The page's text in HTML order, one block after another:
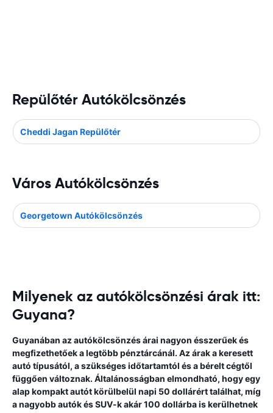
Repülőtér Autókölcsönzés
Cheddi Jagan Repülőtér
Város Autókölcsönzés
Georgetown Autókölcsönzés
Milyenek az autókölcsönzési árak itt:
Guyana?
Guyanában az autókölcsönzés árai nagyon ésszerűek és
megfizethetőek a legtöbb pénztárcánál. Az árak a keresett
autó típusától, a szükséges időtartamtól és a bérelt cégtől
függően változnak. Általánosságban elmondható, hogy egy
alap kompakt autót körülbelül napi 50 dollárért találhat, míg
a nagyobb autók és SUV-k akár 100 dollárba is kerülhetnek